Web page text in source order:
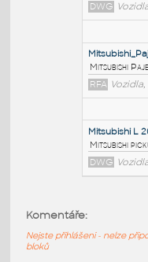
RFA
Pajero:
DWG
Komentáře:
Nejste přihlášeni - nelze
bloků